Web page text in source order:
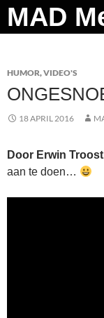
Ga
naar
Zoeken
HUMOR,VIDEO'S
18 APRIL 2016
Door Erwin
aan te doen…